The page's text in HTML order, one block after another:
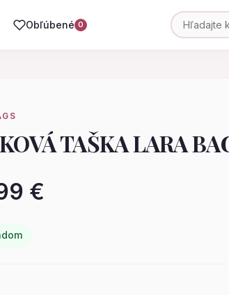
Obľúbené 0
TAŠKA LARA
€